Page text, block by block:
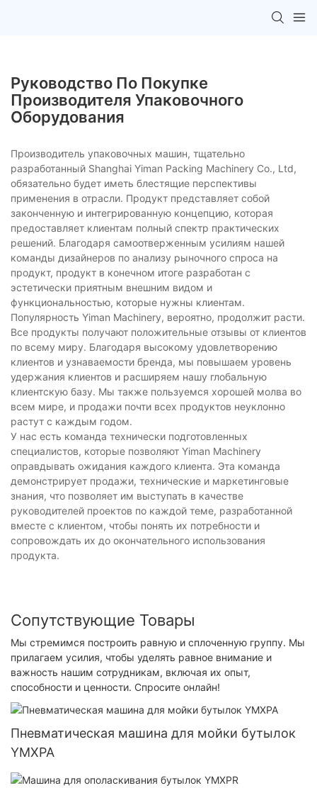
Руководство По Покупке
Производителя Упаковочного
Оборудования
Производитель упаковочных машин, тщательно
разработанный Shanghai Yiman Packing Machinery Co., Ltd,
обязательно будет иметь блестящие перспективы
применения в отрасли. Продукт представляет собой
законченную и интегрированную концепцию, которая
предоставляет клиентам полный спектр практических
решений. Благодаря самоотверженным усилиям нашей
команды дизайнеров по анализу рыночного спроса на
продукт, продукт в конечном итоге разработан с
эстетически приятным внешним видом и
функциональностью, которые нужны клиентам.
Популярность Yiman Machinery, вероятно, продолжит расти.
Все продукты получают положительные отзывы от клиентов
по всему миру. Благодаря высокому удовлетворению
клиентов и узнаваемости бренда, мы повышаем уровень
удержания клиентов и расширяем нашу глобальную
клиентскую базу. Мы также пользуемся хорошей молва во
всем мире, и продажи почти всех продуктов неуклонно
растут с каждым годом.
У нас есть команда технически подготовленных
специалистов, которые позволяют Yiman Machinery
оправдывать ожидания каждого клиента. Эта команда
демонстрирует продажи, технические и маркетинговые
знания, что позволяет им выступать в качестве
руководителей проектов по каждой теме, разработанной
вместе с клиентом, чтобы понять их потребности и
сопровождать их до окончательного использования
продукта.
Сопутствующие Товары
Мы стремимся построить равную и сплоченную группу. Мы
прилагаем усилия, чтобы уделять равное внимание и
важность нашим сотрудникам, включая их опыт,
способности и ценности. Спросите онлайн!
Пневматическая машина для мойки бутылок
YMXPA